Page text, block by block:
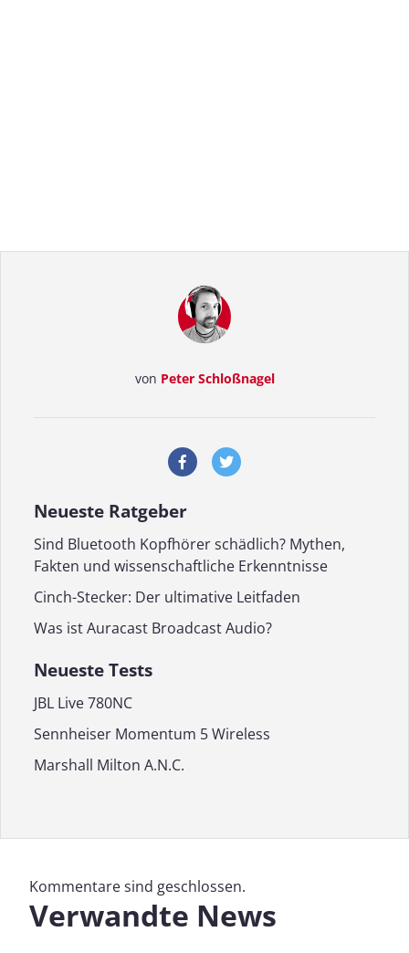
von Peter Schloßnagel
Neueste Ratgeber
Sind Bluetooth Kopfhörer schädlich? Mythen,
Fakten und wissenschaftliche Erkenntnisse
Cinch-Stecker: Der ultimative Leitfaden
Was ist Auracast Broadcast Audio?
Neueste Tests
JBL Live 780NC
Sennheiser Momentum 5 Wireless
Marshall Milton A.N.C.
Kommentare sind geschlossen.
Verwandte News